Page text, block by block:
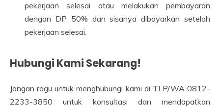
pekerjaan selesai atau melakukan pembayaran
dengan DP 50% dan sisanya dibayarkan setelah
pekerjaan selesai.
Hubungi Kami Sekarang!
Jangan ragu untuk menghubungi kami di TLP/WA 0812-
2233-3850 untuk konsultasi dan mendapatkan